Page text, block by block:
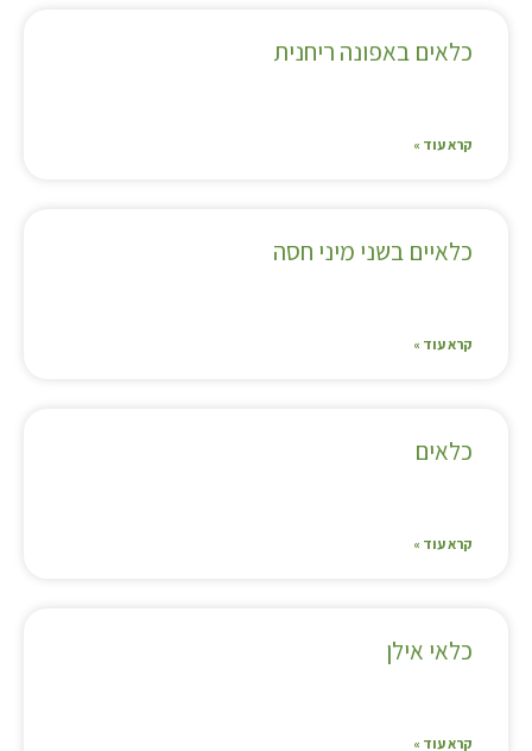
כלאים באפונה ריחנית
קרא עוד »
כלאיים בשני מיני חסה
קרא עוד »
כלאים
קרא עוד »
כלאי אילן
קרא עוד »